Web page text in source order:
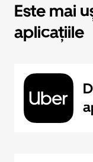
Este mai
aplicațiile